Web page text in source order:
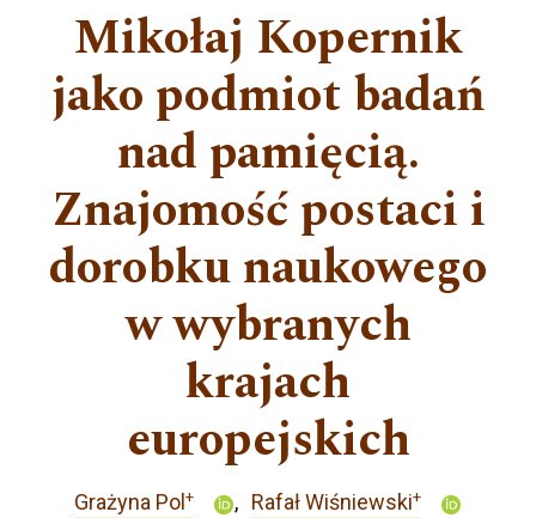
Mikołaj Kopernik
jako podmiot badań
nad pamięcią.
Znajomość postaci i
dorobku naukowego
w wybranych
krajach
europejskich
Grażyna Pol + Rafał Wiśniewski+